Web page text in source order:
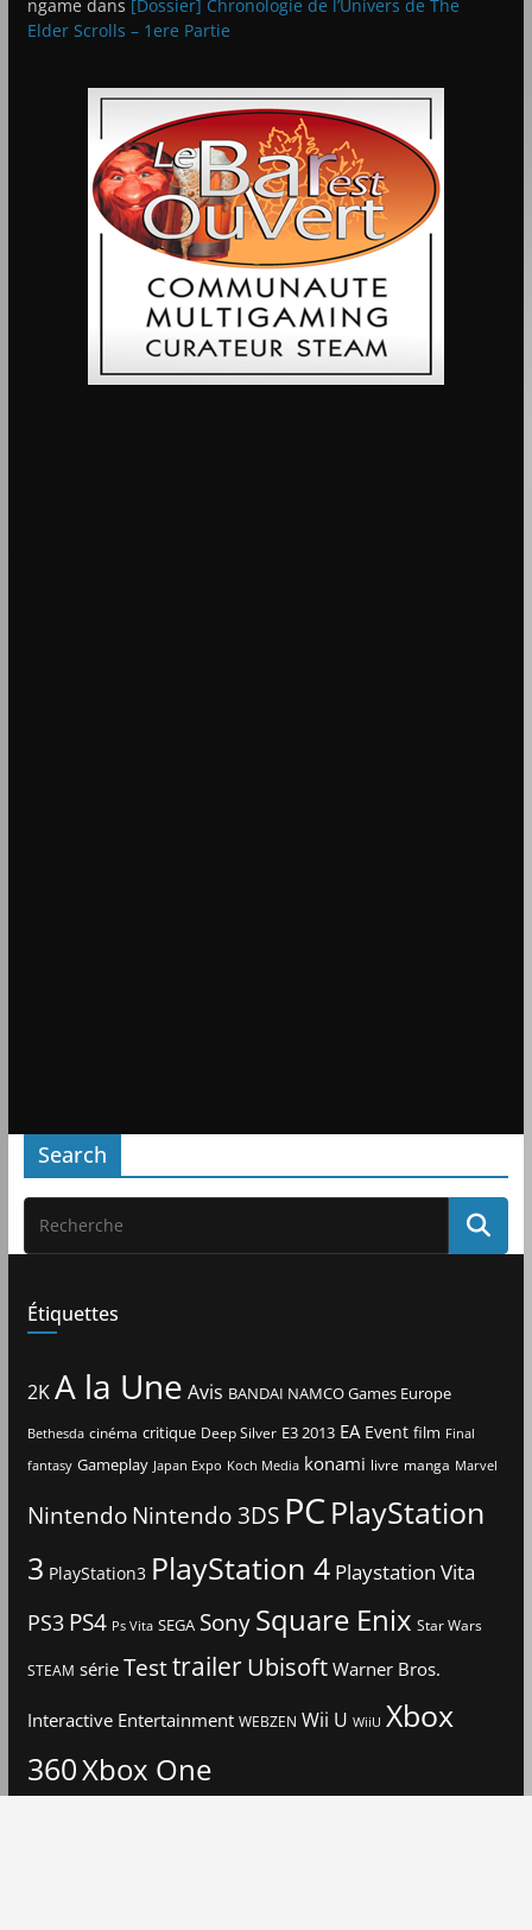
ngame dans [Dossier] Chronologie de l’Univers de The
Elder Scrolls – 1ere Partie
Search
Étiquettes
2KA la Une Avis BANDAI NAMCO Games Europe
Bethesda cinéma critique Deep Silver E3 2013 EA Event film Final
fantasy Gameplay Japan Expo Koch Media konami livre manga Marvel
Nintendo Nintendo 3DS PCPlayStation
3 PlayStation3 PlayStation 4 Playstation Vita
PS3 PS4 Ps Vita SEGA Sony Square Enix Star Wars
STEAM série TesttrailerUbisoftWarner Bros.
Interactive Entertainment WEBZEN Wii U WiiU Xbox
360Xbox One